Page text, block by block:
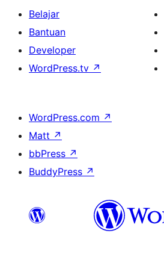
Belajar
Bantuan
Developer
WordPress.tv ↗
WordPress.com ↗
Matt ↗
bbPress ↗
BuddyPress ↗